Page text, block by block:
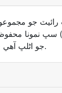
AAC / OGG) 192 kbps جو اڻلڀ آھي جيڪو سڏ ڪيل لفظن جي آڊيو ڪتابن ۽ گھڻن موسيقي لاءِ سڌو آھي.